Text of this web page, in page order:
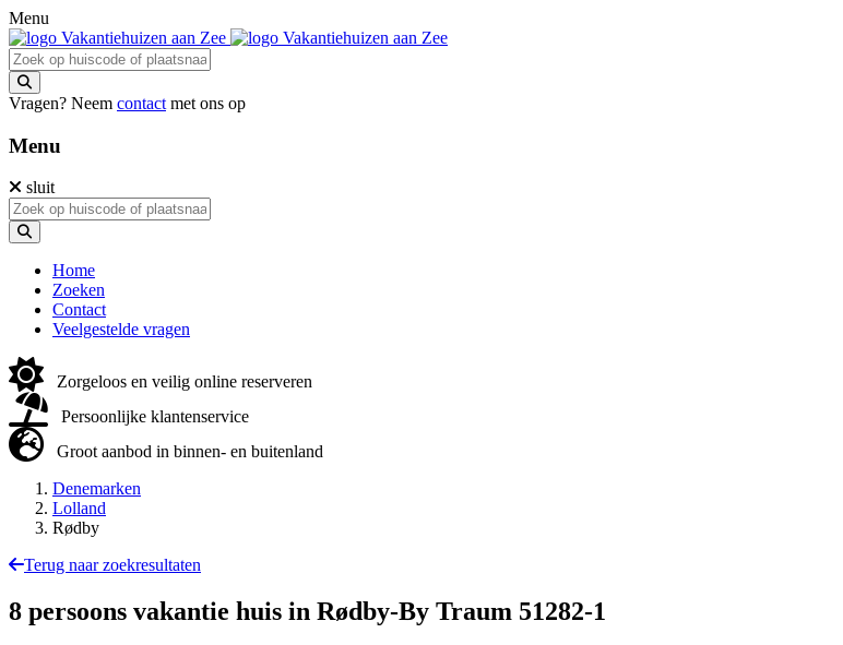
Menu
Vragen? Neem contact met ons op
Menu
sluit
Home
Zoeken
Contact
Veelgestelde vragen
Zorgeloos en veilig online reserveren
Persoonlijke klantenservice
Groot aanbod in binnen- en buitenland
Denemarken
Lolland
Rødby
Terug naar zoekresultaten
8 persoons vakantie huis in Rødby-By Traum 51282-1